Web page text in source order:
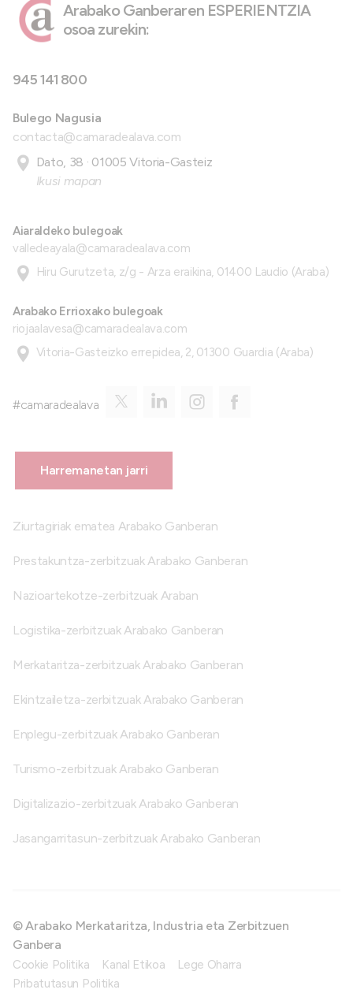
Arabako Ganberaren ESPERIENTZIA
osoa zurekin:
945 141 800
Bulego Nagusia
contacta@camaradealava.com
Dato, 38 · 01005 Vitoria-Gasteiz
Ikusi mapan
Aiaraldeko bulegoak
valledeayala@camaradealava.com
Hiru Gurutzeta, z/g - Arza eraikina, 01400 Laudio (Araba)
Arabako Errioxako bulegoak
riojaalavesa@camaradealava.com
Vitoria-Gasteizko errepidea, 2, 01300 Guardia (Araba)
#camaradealava
Harremanetan jarri
Ziurtagiriak ematea Arabako Ganberan
Prestakuntza-zerbitzuak Arabako Ganberan
Nazioartekotze-zerbitzuak Araban
Logistika-zerbitzuak Arabako Ganberan
Merkataritza-zerbitzuak Arabako Ganberan
Ekintzailetza-zerbitzuak Arabako Ganberan
Enplegu-zerbitzuak Arabako Ganberan
Turismo-zerbitzuak Arabako Ganberan
Digitalizazio-zerbitzuak Arabako Ganberan
Jasangarritasun-zerbitzuak Arabako Ganberan
© Arabako Merkataritza, Industria eta Zerbitzuen
Ganbera
Cookie Politika Kanal Etikoa
Lege Oharra
Pribatutasun Politika